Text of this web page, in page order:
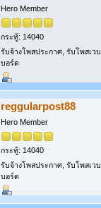
Hero Member
กระทู้: 14040
รับจ้างโพสประกาศ, รับโพสเวบ
บอร์ด
reggularpost88
Hero Member
กระทู้: 14040
รับจ้างโพสประกาศ, รับโพสเวบ
บอร์ด